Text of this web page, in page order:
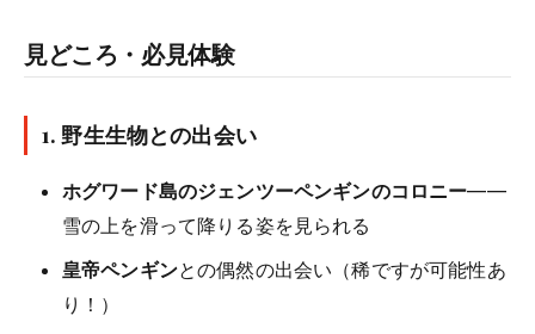
見どころ・必見体験
1. 野生生物との出会い
ホグワード島のジェンツーペンギンのコロニー——
雪の上を滑って降りる姿を見られる
皇帝ペンギンとの偶然の出会い（稀ですが可能性あ
り！）